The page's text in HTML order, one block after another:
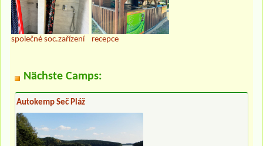
společné soc.zařízení recepce
Nächste Camps:
Autokemp Seč Pláž